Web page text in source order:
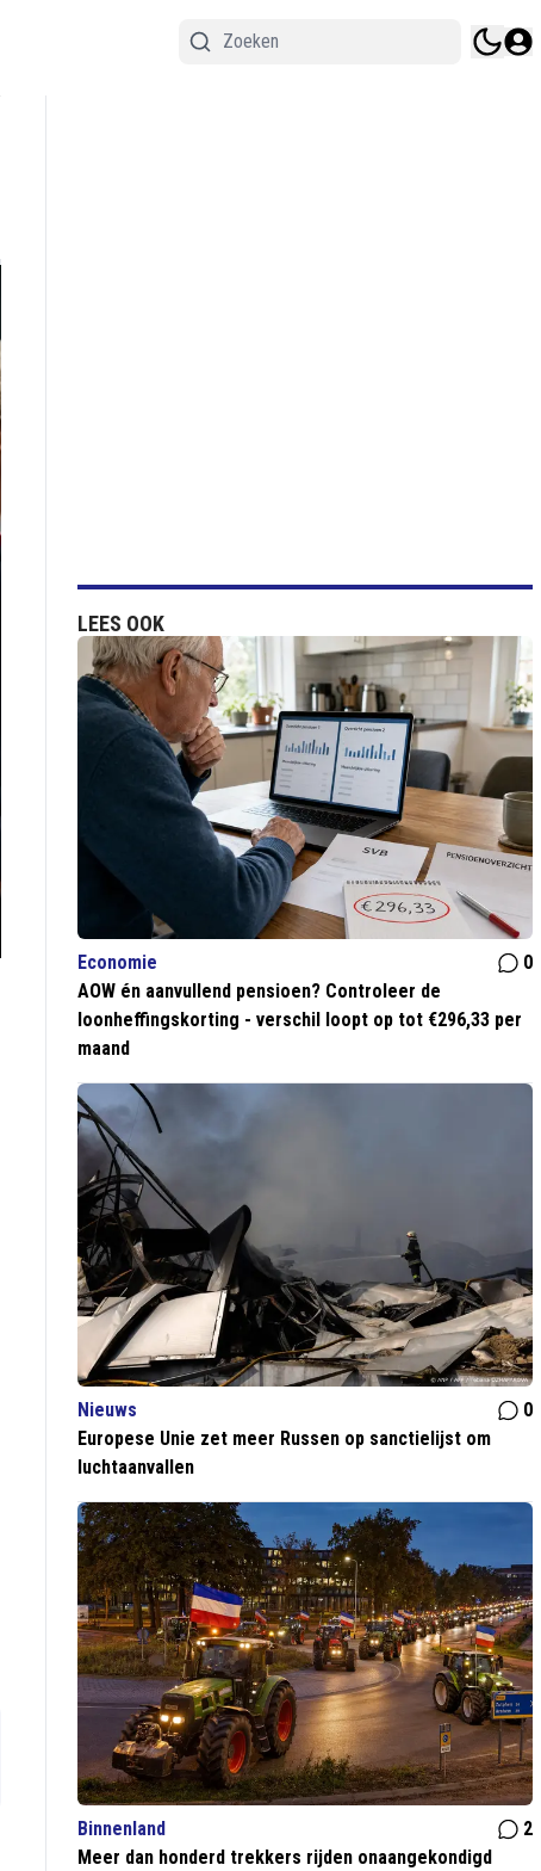
LEES OOK
Economie
0
AOW én aanvullend pensioen? Controleer de
loonheffingskorting - verschil loopt op tot €296,33 per
maand
Nieuws
0
Europese Unie zet meer Russen op sanctielijst om
luchtaanvallen
Binnenland
2
Meer dan honderd trekkers rijden onaangekondigd